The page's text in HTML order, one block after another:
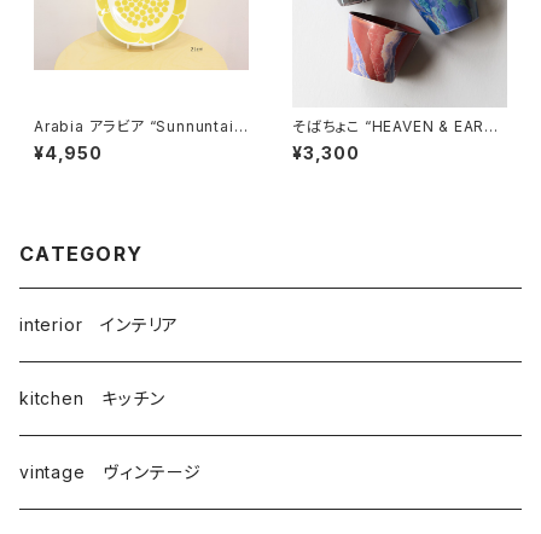
Arabia アラビア “Sunnuntai
スンヌンタイ” プレート21cm 復
刻版
¥4,950
そばちょこ “HEAVEN & EART
H” 波佐見焼
¥3,300
CATEGORY
interior インテリア
kitchen キッチン
vintage ヴィンテージ